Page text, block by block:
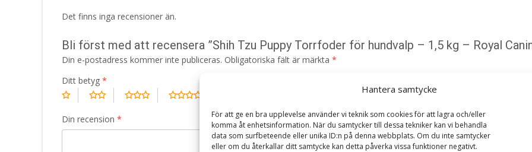
Hantera samtycke
För att ge en bra upplevelse använder vi teknik som cookies för att lagra och/eller
komma åt enhetsinformation. När du samtycker till dessa tekniker kan vi behandla
data som surfbeteende eller unika ID:n på denna webbplats. Om du inte samtycker
eller om du återkallar ditt samtycke kan detta påverka vissa funktioner negativt.
Det finns inga recensioner än.
Bli först med att recensera ”Shih Tzu Puppy Torrfoder för hundvalp – 1,5 kg – Royal
Din e-postadress kommer inte publiceras. Obligatoriska fält är märkta *
Ditt betyg *
Din recension *